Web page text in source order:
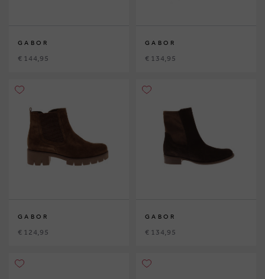
GABOR
€ 144,95
GABOR
€ 134,95
GABOR
€ 124,95
GABOR
€ 134,95